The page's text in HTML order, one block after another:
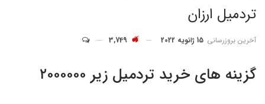
تردمیل ارزان
آخرین بروزرسانی 15 ژانویه 2022 3,749
گزینه های خرید تردمیل زیر ۲۰۰۰۰۰۰